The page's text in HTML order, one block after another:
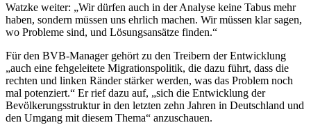
Watzke weiter: „Wir dürfen auch in der Analyse keine Tabus mehr
haben, sondern müssen uns ehrlich machen. Wir müssen klar sagen,
wo Probleme sind, und Lösungsansätze finden.“
Für den BVB-Manager gehört zu den Treibern der Entwicklung
„auch eine fehgeleitete Migrationspolitik, die dazu führt, dass die
rechten und linken Ränder stärker werden, was das Problem noch
mal potenziert.“ Er rief dazu auf, „sich die Entwicklung der
Bevölkerungsstruktur in den letzten zehn Jahren in Deutschland und
den Umgang mit diesem Thema“ anzuschauen.